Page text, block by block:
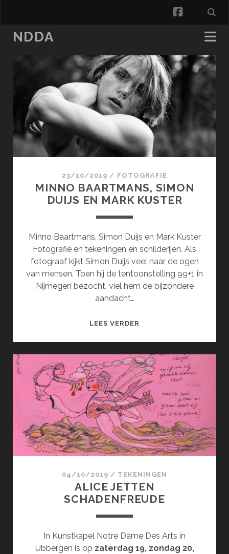
facebook
NDDA
NDDA
Posts
23/10/2019 / FOTOGRAFIE
MINNO BAARTMANS, SIMON
DUIJS EN MARK KUSTER
Minno Baartmans, Simon Duijs en Mark Kuster
Fotografie en tekeningen en schilderijen. Als
fotograaf kijkt Simon Duijs veel naar de ogen
van mensen. Toen hij de tentoonstelling 99+1 in
Nijmegen bezocht, viel hem de bijzondere
aandacht…
LEES VERDER
DUIJS
EN
MARK
KUSTER
04/10/2019 / TEKENINGEN
ALICE JETTEN
SCHADENFREUDE
In Kunstkapel Notre Dame Des Arts in
Ubbergen is op zaterdag 19, zondag 20,